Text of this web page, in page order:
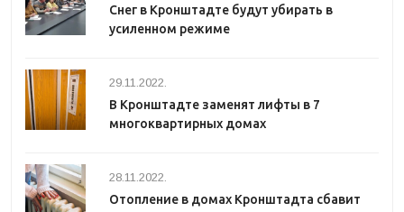
Снег в Кронштадте будут убирать в
усиленном режиме
29.11.2022.
В Кронштадте заменят лифты в 7
многоквартирных домах
28.11.2022.
Отопление в домах Кронштадта сбавит